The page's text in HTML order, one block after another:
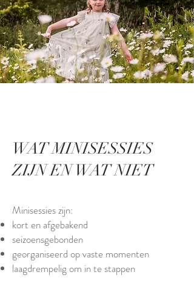
WAT MINISESSIES
ZIJN EN WAT NIET
Minisessies zijn:
kort en afgebakend
seizoensgebonden
georganiseerd op vaste momenten
laagdrempelig om in te stappen